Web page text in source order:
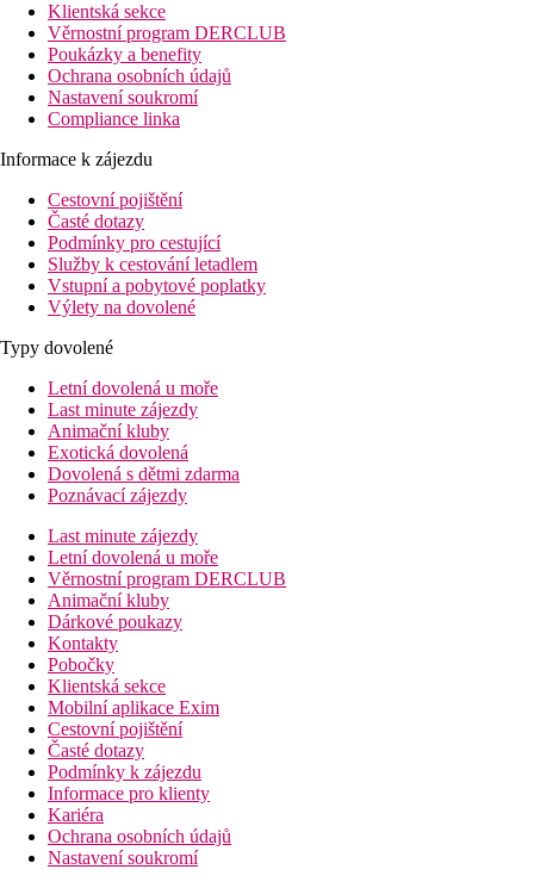
Klientská sekce
Věrnostní program DERCLUB
Poukázky a benefity
Ochrana osobních údajů
Nastavení soukromí
Compliance linka
Informace k zájezdu
Cestovní pojištění
Časté dotazy
Podmínky pro cestující
Služby k cestování letadlem
Vstupní a pobytové poplatky
Výlety na dovolené
Typy dovolené
Letní dovolená u moře
Last minute zájezdy
Animační kluby
Exotická dovolená
Dovolená s dětmi zdarma
Poznávací zájezdy
Last minute zájezdy
Letní dovolená u moře
Věrnostní program DERCLUB
Animační kluby
Dárkové poukazy
Kontakty
Pobočky
Klientská sekce
Mobilní aplikace Exim
Cestovní pojištění
Časté dotazy
Podmínky k zájezdu
Informace pro klienty
Kariéra
Ochrana osobních údajů
Nastavení soukromí